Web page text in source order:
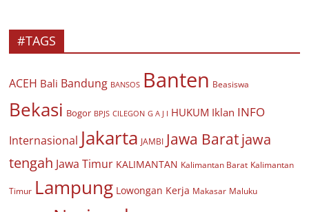
#TAGS
ACEH Bali Bandung BANSOS Banten Beasiswa
Bekasi Bogor BPJS CILEGON G A J I HUKUM Iklan INFO
Internasional Jakarta JAMBI Jawa Baratjawa
tengah Jawa Timur KALIMANTAN Kalimantan Barat Kalimantan
Timur Lampung Lowongan Kerja Makasar Maluku